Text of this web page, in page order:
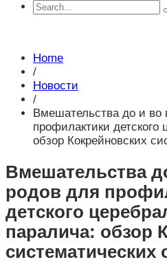
Home
/
Новости
/
Вмешательства до и во
профилактики детского
обзор Кокрейновских
Вмешательства
родов для
детского
паралича: обзор
систематических